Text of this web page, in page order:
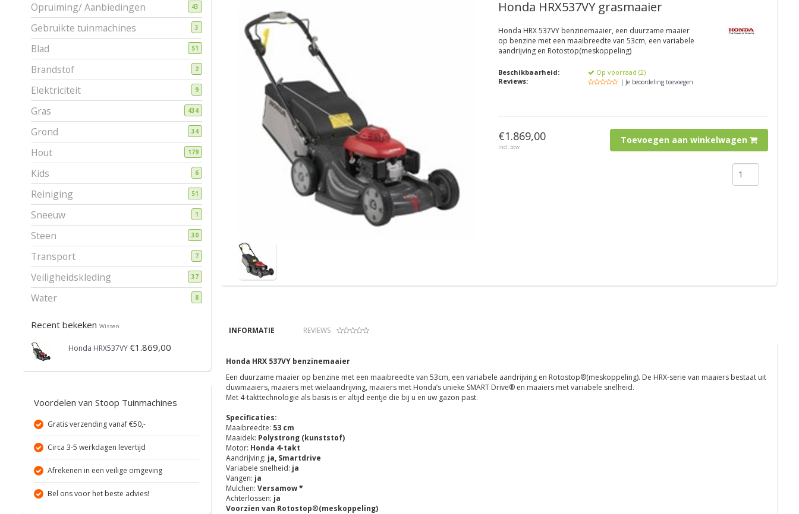
Opruiming/ Aanbiedingen 43
Gebruikte tuinmachines 3
Blad 51
Brandstof 2
Elektriciteit 9
Gras 434
Grond 34
Hout 179
Kids 6
Reiniging 51
Sneeuw 1
Steen 30
Transport 7
Veiligheidskleding 37
Water 8
Recent bekeken Wissen
Honda HRX537VY€1.869,00
Voordelen van Stoop Tuinmachines
Gratis verzending vanaf €50,-
Circa 3-5 werkdagen levertijd
Afrekenen in een veilige omgeving
Bel ons voor het beste advies!
Honda HRX537VY grasmaaier
Honda HRX 537VY benzinemaaier, een duurzame maaier
op benzine met een maaibreedte van 53cm, een variabele
aandrijving en Rotostop(meskoppeling)
Beschikbaarheid:
Op voorraad (2)
Reviews:
| Je beoordeling toevoegen
€1.869,00
Incl. btw
Toevoegen aan winkelwagen
INFORMATIE REVIEWS
Honda HRX 537VY benzinemaaier
Een duurzame maaier op benzine met een maaibreedte van 53cm, een variabele aandrijving en Rotostop®(meskoppeling). De HRX-serie van maaiers bestaat uit
duwmaaiers, maaiers met wielaandrijving, maaiers met Honda’s unieke SMART Drive® en maaiers met variabele snelheid.
Met 4-takttechnologie als basis is er altijd eentje die bij u en uw gazon past.
Specificaties:
Maaibreedte: 53 cm
Maaidek: Polystrong (kunststof)
Motor: Honda 4-takt
Aandrijving: ja, Smartdrive
Variabele snelheid: ja
Vangen: ja
Mulchen: Versamow *
Achterlossen: ja
Voorzien van Rotostop®(meskoppeling)